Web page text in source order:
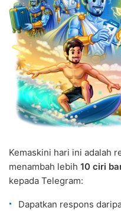
Kemaskini hari ini adalah
menambah lebih 10 ciri
kepada Telegram:
Dapatkan respons